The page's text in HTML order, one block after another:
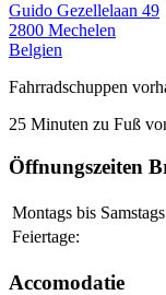
Guido Gezellelaan 49
2800 Mechelen
Belgien
Fahrradschuppen
25 Minuten zu Fuß
Öffnungszeiten
Montags bis
Feiertage:
Accomodatie